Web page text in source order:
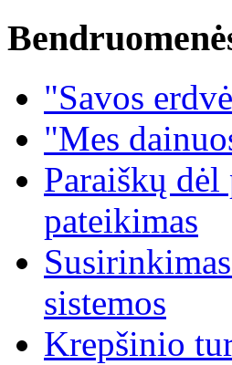
"Savos
"Mes
Paraiškų
pateikimas
sistemos
Krepšinio